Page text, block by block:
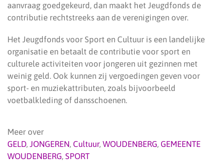
aanvraag goedgekeurd, dan maakt het Jeugdfonds de
contributie rechtstreeks aan de verenigingen over.
Het Jeugdfonds voor Sport en Cultuur is een landelijke
organisatie en betaalt de contributie voor sport en
culturele activiteiten voor jongeren uit gezinnen met
weinig geld. Ook kunnen zij vergoedingen geven voor
sport- en muziekattributen, zoals bijvoorbeeld
voetbalkleding of dansschoenen.
Meer over
GELD, JONGEREN, Cultuur, WOUDENBERG, GEMEENTE
WOUDENBERG, SPORT